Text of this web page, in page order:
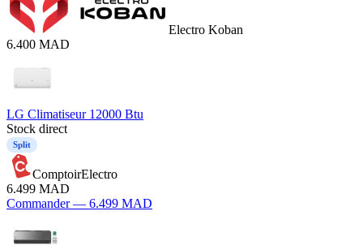
Electro Koban
6.400 MAD
LG Climatiseur 12000 Btu
Stock direct
Split
ComptoirElectro
6.499 MAD
Commander — 6.499 MAD